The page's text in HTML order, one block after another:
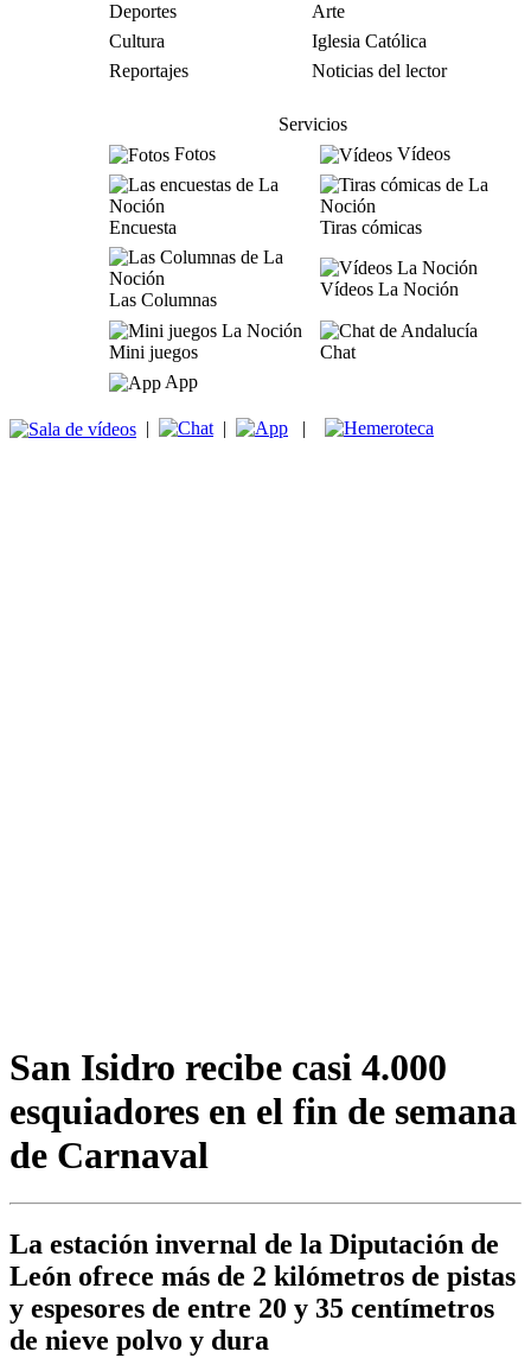
Deportes
Arte
Cultura
Iglesia Católica
Reportajes
Noticias del lector
Servicios
Fotos
Vídeos
Encuesta Tiras cómicas
Las Columnas
Vídeos La Noción
Mini juegos
Chat
App
| | |
San Isidro recibe casi 4.000
esquiadores en el fin de semana
de Carnaval
La estación invernal de la Diputación de
León ofrece más de 2 kilómetros de pistas
y espesores de entre 20 y 35 centímetros
de nieve polvo y dura